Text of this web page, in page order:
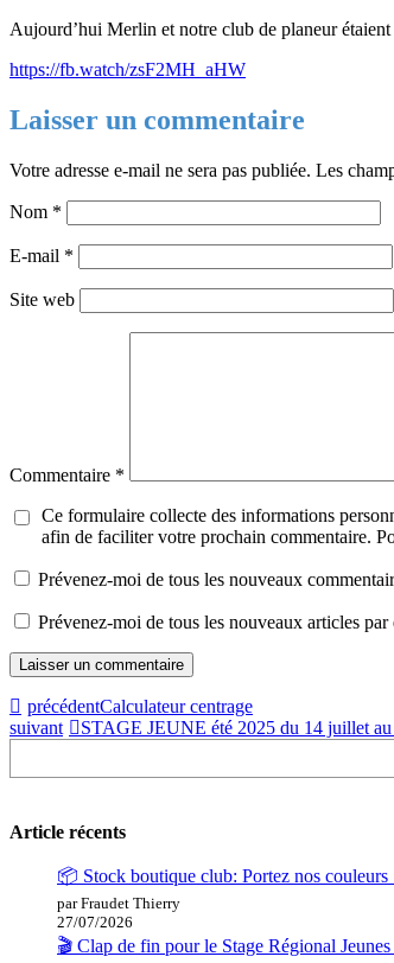
Aujourd’hui Merlin et notre club de planeur
https://fb.watch/zsF2MH_aHW
Laisser un commentaire
Votre adresse e-mail ne sera pas publiée. Les
Nom *
E-mail *
Site web
Commentaire *
Ce formulaire collecte des informations
afin de faciliter votre prochain commentaire.
Prévenez-moi de tous les nouveaux
Prévenez-moi de tous les nouveaux articles par
précédentCalculateur centrage
suivant
STAGE JEUNE été 2025 du 14 juillet
Article récents
📦 Stock boutique club: Portez nos couleurs
par Fraudet Thierry
27/07/2026
🎬 Clap de fin pour le Stage Régional Jeunes